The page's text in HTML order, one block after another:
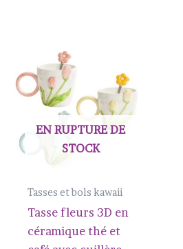
EN RUPTURE DE
STOCK
Tasses et bols kawaii
Tasse fleurs 3D en
céramique thé et